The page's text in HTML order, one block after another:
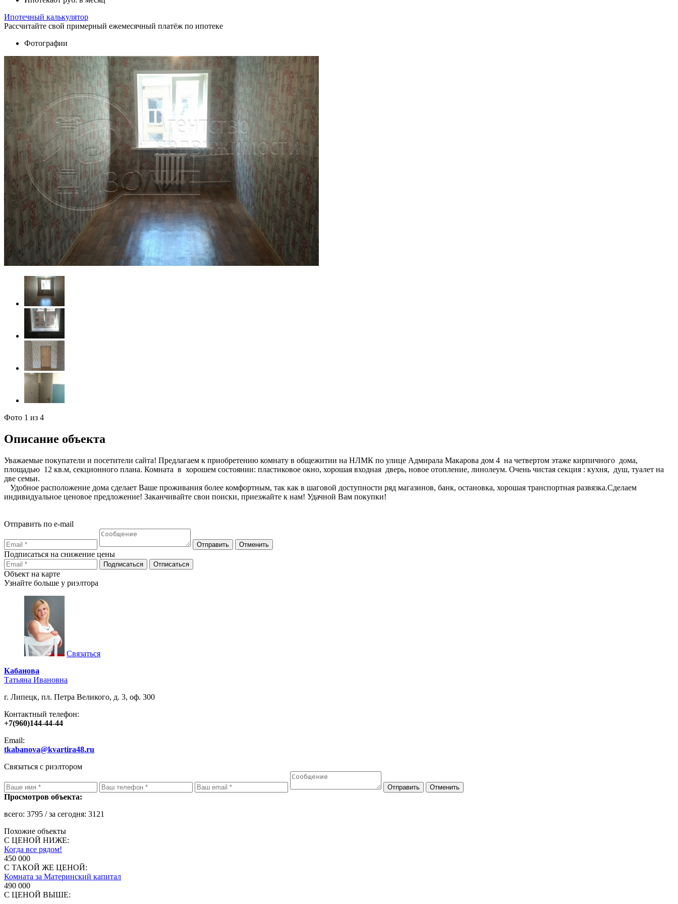
Ипотечный калькулятор
Рассчитайте свой примерный ежемесячный платёж по ипотеке
Фотографии
Фото 1 из 4
Описание объекта
Уважаемые покупатели и посетители сайта! Предлагаем к приобретению комнату в общежитии на НЛМК по улице Адмирала Макарова дом 4 на четвертом этаже кирпичного дома,
площадью 12 кв.м, секционного плана. Комната в хорошем состоянии: пластиковое окно, хорошая входная дверь, новое отопление, линолеум. Очень чистая секция : кухня, душ, туалет на
две семьи.
Удобное расположение дома сделает Ваше проживания более комфортным, так как в шаговой доступности ряд магазинов, банк, остановка, хорошая транспортная развязка.Сделаем
индивидуальное ценовое предложение! Заканчивайте свои поиски, приезжайте к нам! Удачной Вам покупки!
Отправить по e-mail
Подписаться на снижение цены
Объект на карте
Узнайте больше у риэлтора
Связаться
Кабанова
Татьяна Ивановна
г. Липецк, пл. Петра Великого, д. 3, оф. 300
Контактный телефон:
+7(960)144-44-44
Email:
tkabanova@kvartira48.ru
Связаться с риэлтором
Просмотров объекта:
всего: 3795 / за сегодня: 3121
Похожие объекты
С ЦЕНОЙ НИЖЕ:
Когда все рядом!
450 000
С ТАКОЙ ЖЕ ЦЕНОЙ:
Комната за Материнский капитал
490 000
С ЦЕНОЙ ВЫШЕ: